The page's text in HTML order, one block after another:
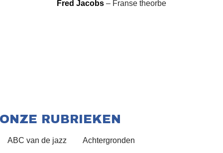
Fred Jacobs – Franse theorbe
ONZE RUBRIEKEN
ABC van de jazz Achtergronden